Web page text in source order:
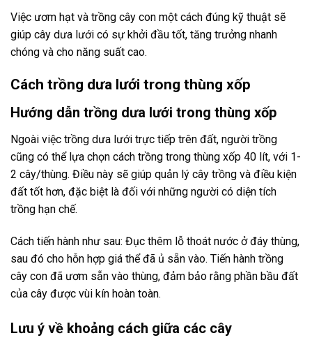
Việc ươm hạt và trồng cây con một cách đúng kỹ thuật sẽ
giúp cây dưa lưới có sự khởi đầu tốt, tăng trưởng nhanh
chóng và cho năng suất cao.
Cách trồng dưa lưới trong thùng xốp
Hướng dẫn trồng dưa lưới trong thùng xốp
Ngoài việc trồng dưa lưới trực tiếp trên đất, người trồng
cũng có thể lựa chọn cách trồng trong thùng xốp 40 lít, với 1-
2 cây/thùng. Điều này sẽ giúp quản lý cây trồng và điều kiện
đất tốt hơn, đặc biệt là đối với những người có diện tích
trồng hạn chế.
Cách tiến hành như sau: Đục thêm lỗ thoát nước ở đáy thùng,
sau đó cho hỗn hợp giá thể đã ủ sẵn vào. Tiến hành trồng
cây con đã ươm sẵn vào thùng, đảm bảo rằng phần bầu đất
của cây được vùi kín hoàn toàn.
Lưu ý về khoảng cách giữa các cây